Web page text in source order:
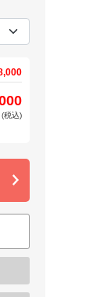
(税込)